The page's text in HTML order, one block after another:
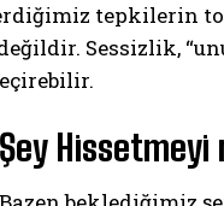
tepkilerin
Sessizlik,
Hissetmeyi